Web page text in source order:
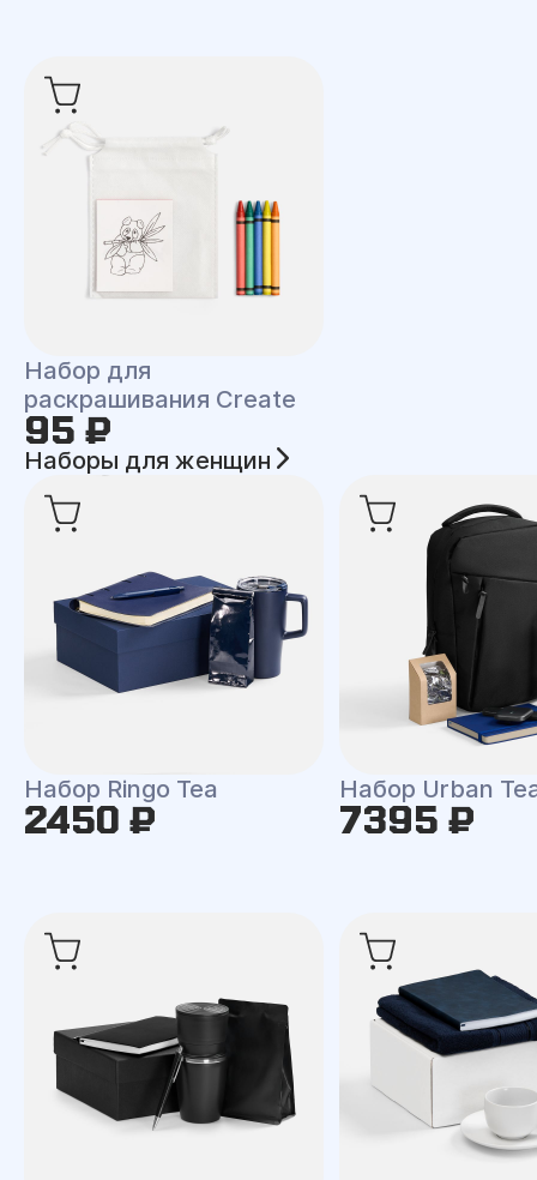
Набор для
раскрашивания Create
95 ₽
Наборы для женщин
Набор Ringo Tea
2450 ₽
Набор Urban
7395 ₽